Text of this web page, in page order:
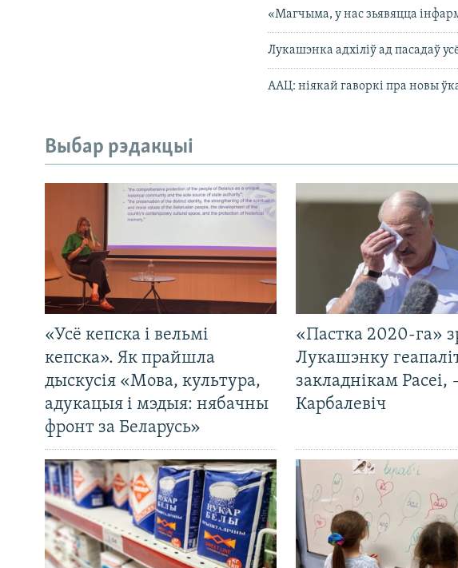
«Магчыма, у нас зьявяцца
Лукашэнка адхіліў ад пасадаў
ААЦ: ніякай гаворкі пра новы
Выбар рэдакцыі
«Усё кепска і вельмі
кепска». Як прайшла
дыскусія «Мова, культура,
адукацыя і мэдыя: нябачны
фронт за Беларусь»
«Пастка 2020-га»
Лукашэнку
закладнікам Расеі,
Карбалевіч